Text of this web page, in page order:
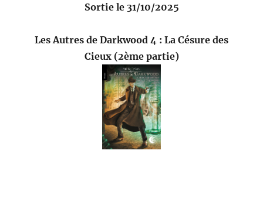
Sortie le 31/10/2025
Les Autres de Darkwood 4 : La Césure des
Cieux (2ème partie)